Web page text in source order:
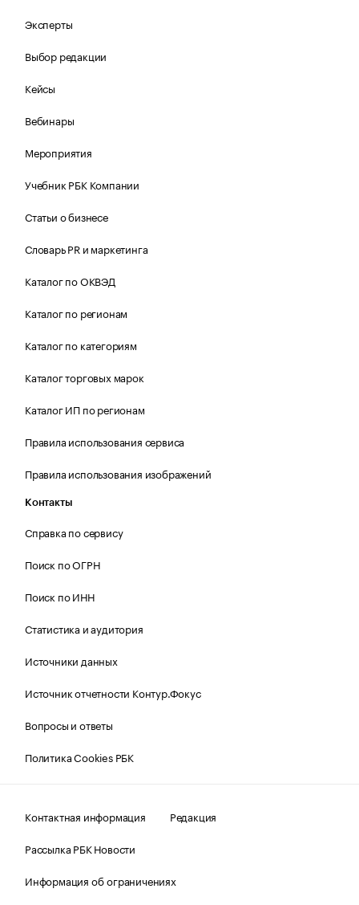
Эксперты
Выбор редакции
Кейсы
Вебинары
Мероприятия
Учебник РБК Компании
Статьи о бизнесе
Словарь PR и маркетинга
Каталог по ОКВЭД
Каталог по регионам
Каталог по категориям
Каталог торговых марок
Каталог ИП по регионам
Правила использования сервиса
Правила использования изображений
Контакты
Справка по сервису
Поиск по ОГРН
Поиск по ИНН
Статистика и аудитория
Источники данных
Источник отчетности Контур.Фокус
Вопросы и ответы
Политика Cookies РБК
Контактная информация
Редакция
Рассылка РБК Новости
Информация об ограничениях